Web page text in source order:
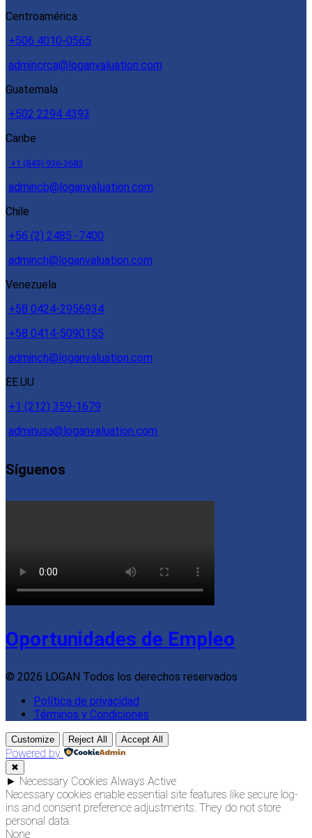
Centroamérica
+506 4010-0565
admincrca@loganvaluation.com
Guatemala
+502 2294 4393
Caribe
+1 (849) 936-3683
admincb@loganvaluation.com
Chile
+56 (2) 2485 -7400
adminch@loganvaluation.com
Venezuela
+58 0424-2956934
+58 0414-5090155
adminch@loganvaluation.com
EE.UU
+1 (212) 359-1679
adminusa@loganvaluation.com
Síguenos
Oportunidades de Empleo
© 2026 LOGAN Todos los derechos reservados
Política de privacidad
Términos y Condiciones
Customize Reject All Accept All
Powered by
✖
► Necessary Cookies Always Active
Necessary cookies enable essential site features like secure log-
ins and consent preference adjustments. They do not store
personal data.
None